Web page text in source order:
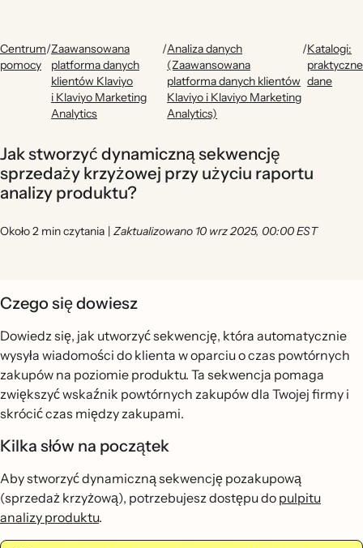
Centrum
pomocy
/Zaawansowana
platforma danych
klientów Klaviyo
i Klaviyo Marketing
Analytics
/Analiza danych
(Zaawansowana
platforma danych klientów
Klaviyo i Klaviyo Marketing
Analytics)
/Katalogi:
praktyczne
dane
Jak stworzyć dynamiczną sekwencję
sprzedaży krzyżowej przy użyciu raportu
analizy produktu?
Około 2 min czytania | Zaktualizowano 10 wrz 2025, 00:00 EST
Czego się dowiesz
Dowiedz się, jak utworzyć sekwencję, która automatycznie
wysyła wiadomości do klienta w oparciu o czas powtórnych
zakupów na poziomie produktu. Ta sekwencja pomaga
zwiększyć wskaźnik powtórnych zakupów dla Twojej firmy i
skrócić czas między zakupami.
Kilka słów na początek
Aby stworzyć dynamiczną sekwencję pozakupową
(sprzedaż krzyżową), potrzebujesz dostępu do pulpitu
analizy produktu.